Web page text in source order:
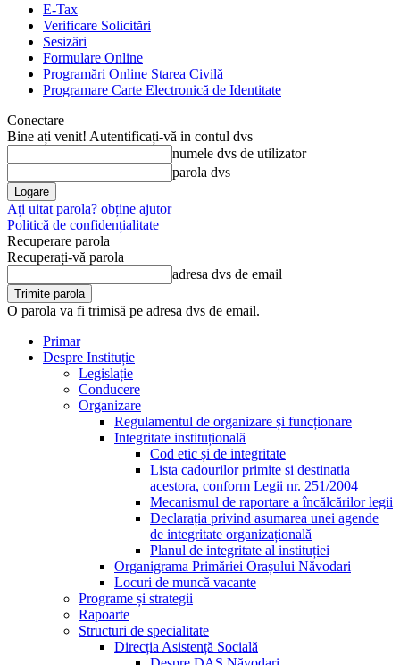
E-Tax
Verificare Solicitări
Sesizări
Formulare Online
Programări Online Starea Civilă
Programare Carte Electronică de Identitate
Conectare
Bine ați venit! Autentificați-vă in contul dvs
numele dvs de utilizator
parola dvs
Ați uitat parola? obține ajutor
Politică de confidențialitate
Recuperare parola
Recuperați-vă parola
adresa dvs de email
O parola va fi trimisă pe adresa dvs de email.
Primar
Despre Instituție
Legislație
Conducere
Organizare
Regulamentul de organizare și funcționare
Integritate instituțională
Cod etic și de integritate
Lista cadourilor primite si destinatia
acestora, conform Legii nr. 251/2004
Mecanismul de raportare a încălcărilor legii
Declarația privind asumarea unei agende
de integritate organizațională
Planul de integritate al instituției
Organigrama Primăriei Orașului Năvodari
Locuri de muncă vacante
Programe și strategii
Rapoarte
Structuri de specialitate
Direcția Asistență Socială